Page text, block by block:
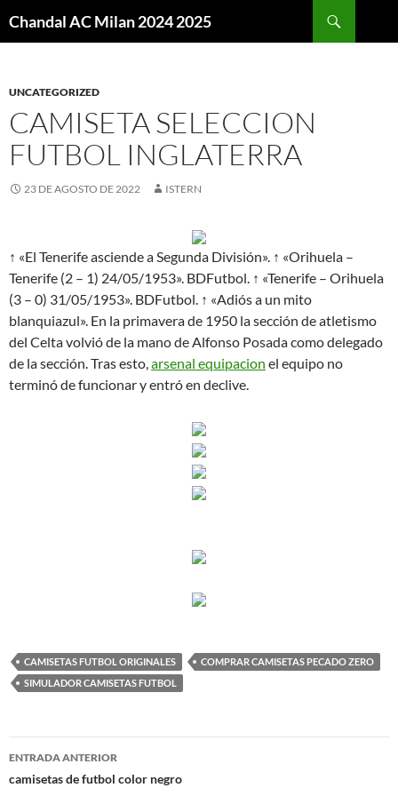
Chandal AC Milan 2024 2025
UNCATEGORIZED
CAMISETA SELECCION
FUTBOL INGLATERRA
23 DE AGOSTO DE 2022 ISTERN
↑ «El Tenerife asciende a Segunda División». ↑ «Orihuela –
Tenerife (2 – 1) 24/05/1953». BDFutbol. ↑ «Tenerife – Orihuela
(3 – 0) 31/05/1953». BDFutbol. ↑ «Adiós a un mito
blanquiazul». En la primavera de 1950 la sección de atletismo
del Celta volvió de la mano de Alfonso Posada como delegado
de la sección. Tras esto,arsenal equipacion el equipo no
terminó de funcionar y entró en declive.
CAMISETAS FUTBOL ORIGINALES
COMPRAR CAMISETAS PECADO ZERO
SIMULADOR CAMISETAS FUTBOL
Navegación
de
ENTRADA ANTERIOR
camisetas de futbol color negro